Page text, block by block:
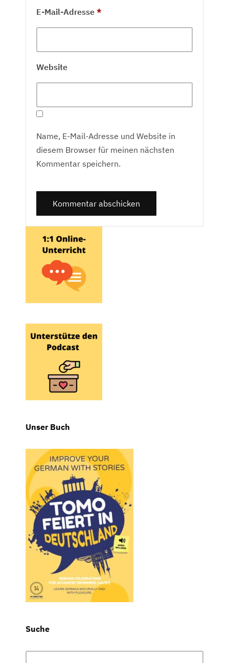
E-Mail-Adresse *
Website
Name, E-Mail-Adresse und Website in
diesem Browser für meinen nächsten
Kommentar speichern.
Unser Buch
Suche